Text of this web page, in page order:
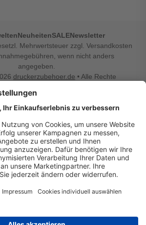
NeuheitenSALENewsletter
Mehrwertsteuer zzgl. Versandkosten
wenn nicht anders
angegeben.
druckerzubehoer.de • Alle Rechte
Vertrag widerrufen
– preiswerte Qualität für Ihr Office
nach dem passenden Druckerzubehör
für das Büro, den Computer oder Ihr
sind Sie bei Druckerzubehoer.de genau
Sortiment bietet unter anderem Tinte
Druckermodelle – großer sowie
sind wir Ihr Online Fachhandel für
ausstatten oder den Alltag mit
noch komfortabler macht, finden Sie